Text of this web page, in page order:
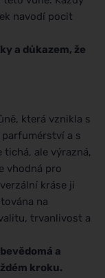
navodí pocit
a důkazem, že
která vznikla s
a s
ale výrazná,
vhodná pro
kráse ji
na
trvanlivost a
a
kroku.